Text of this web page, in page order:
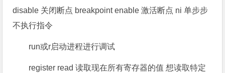
disable 关闭断点 breakpoint enable 激活断点 ni 单步步
不执行指令
run或r启动进程进行调试
register read 读取现在所有寄存器的值 想读取特定